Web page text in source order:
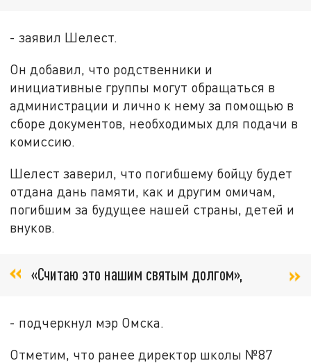
- заявил Шелест.
Он добавил, что родственники и
инициативные группы могут обращаться в
администрации и лично к нему за помощью в
сборе документов, необходимых для подачи в
комиссию.
Шелест заверил, что погибшему бойцу будет
отдана дань памяти, как и другим омичам,
погибшим за будущее нашей страны, детей и
внуков.
«Считаю это нашим святым долгом»,
- подчеркнул мэр Омска.
Отметим, что ранее директор школы №87